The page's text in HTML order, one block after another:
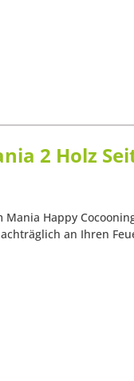
2 Holz
Happy
an Ihren